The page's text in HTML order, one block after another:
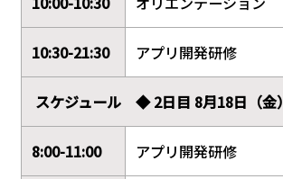
10:30-21:30 アプリ開発研修
スケジュール ◆ 2日目 8月18日（金）
8:00-11:00 アプリ開発研修